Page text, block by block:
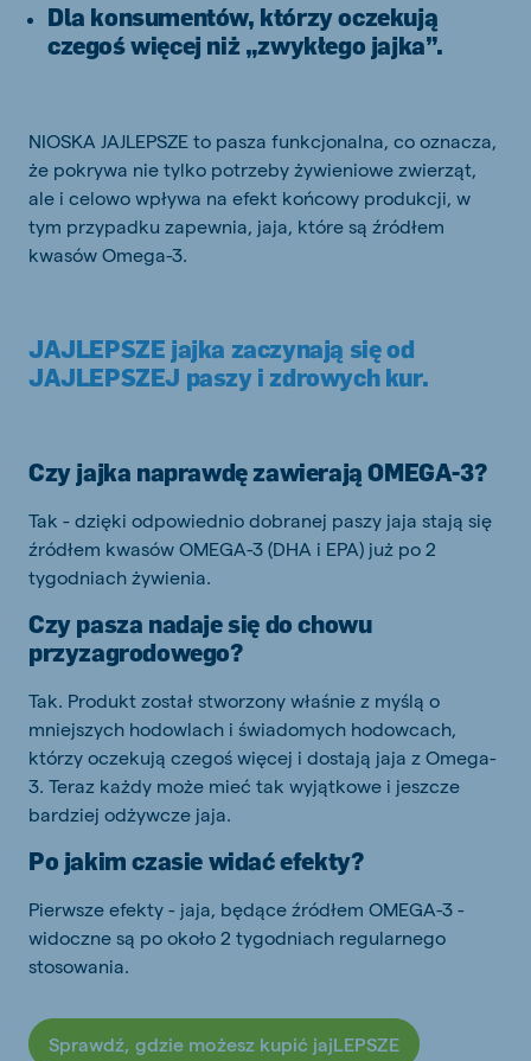
Dla konsumentów, którzy oczekują
czegoś więcej niż „zwykłego jajka”.
NIOSKA JAJLEPSZE to pasza funkcjonalna, co oznacza,
że pokrywa nie tylko potrzeby żywieniowe zwierząt,
ale i celowo wpływa na efekt końcowy produkcji, w
tym przypadku zapewnia, jaja, które są źródłem
kwasów Omega-3.
JAJLEPSZE jajka zaczynają się od
JAJLEPSZEJ paszy i zdrowych kur.
Czy jajka naprawdę zawierają OMEGA-3?
Tak - dzięki odpowiednio dobranej paszy jaja stają się
źródłem kwasów OMEGA-3 (DHA i EPA) już po 2
tygodniach żywienia.
Czy pasza nadaje się do chowu
przyzagrodowego?
Tak. Produkt został stworzony właśnie z myślą o
mniejszych hodowlach i świadomych hodowcach,
którzy oczekują czegoś więcej i dostają jaja z Omega-
3. Teraz każdy może mieć tak wyjątkowe i jeszcze
bardziej odżywcze jaja.
Po jakim czasie widać efekty?
Pierwsze efekty - jaja, będące źródłem OMEGA-3 -
widoczne są po około 2 tygodniach regularnego
stosowania.
Sprawdź, gdzie możesz kupić jajLEPSZE